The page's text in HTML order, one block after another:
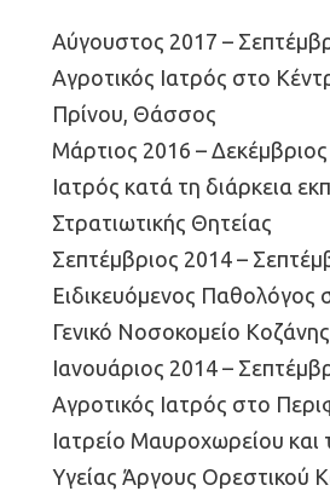
Αύγουστος 2017 –
Αγροτικός Ιατρός στο
Πρίνου, Θάσσος
Μάρτιος 2016 –
Ιατρός κατά τη διάρκεια
Στρατιωτικής Θητείας
Σεπτέμβριος 2014 –
Ειδικευόμενος Παθολόγος
Γενικό Νοσοκομείο Κοζάνης
Ιανουάριος 2014 –
Αγροτικός Ιατρός στο
Ιατρείο Μαυροχωρείου και
Υγείας Άργους Ορεστικού